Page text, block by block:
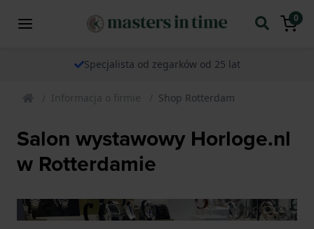
0
Specjalista od zegarków od 25 lat
Informacja o firmie Shop Rotterdam
Salon wystawowy Horloge.nl
w Rotterdamie